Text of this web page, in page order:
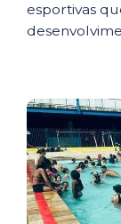
esportivas